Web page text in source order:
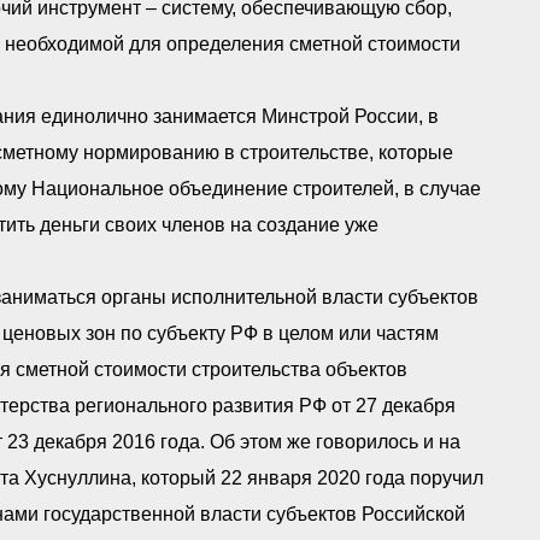
инструмент – систему, обеспечивающую сбор,
для определения сметной стоимости
единолично занимается Минстрой России, в
нормированию в строительстве, которые
Национальное объединение строителей, в случае
деньги своих членов на создание уже
органы исполнительной власти субъектов
зон по субъекту РФ в целом или частям
сметной стоимости строительства объектов
регионального развития РФ от 27 декабря
декабря 2016 года. Об этом же говорилось и на
Хуснуллина, который 22 января 2020 года поручил
государственной власти субъектов Российской